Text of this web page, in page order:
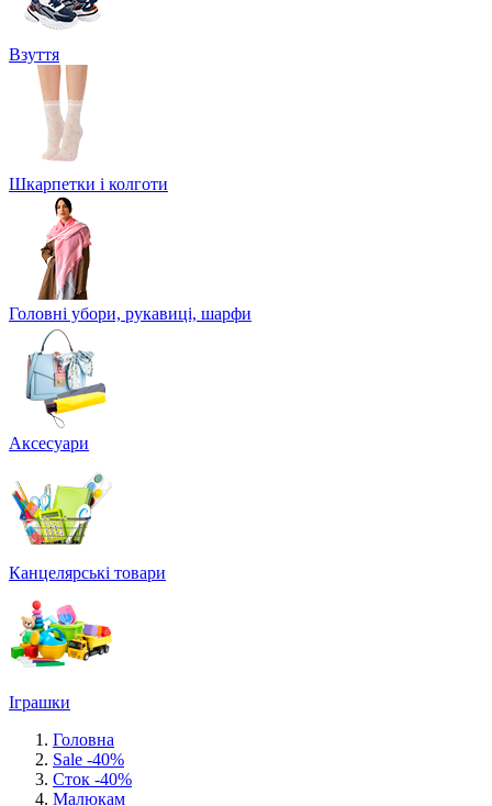
Взуття
Шкарпетки і колготи
Головні убори, рукавиці, шарфи
Аксесуари
Канцелярські товари
Іграшки
Головна
Sale -40%
Сток -40%
Малюкам